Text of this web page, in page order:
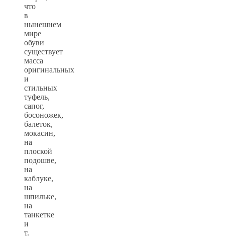
что
в
нынешнем
мире
обуви
существует
масса
оригинальных
и
стильных
туфель,
сапог,
босоножек,
балеток,
мокасин,
на
плоской
подошве,
на
каблуке,
на
шпильке,
на
танкетке
и
т.